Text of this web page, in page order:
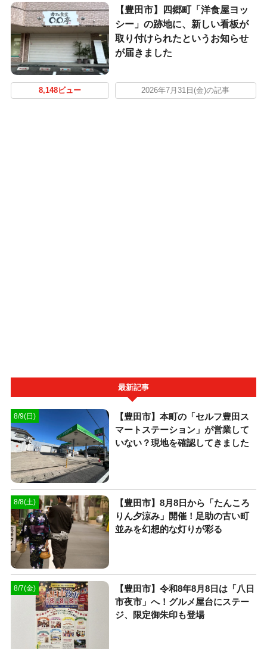
【豊田市】四郷町「洋食屋ヨッ
シー」の跡地に、新しい看板が
取り付けられたというお知らせ
が届きました
8,148ビュー 2026年7月31日(金)の記事
最新記事
8/9(日)
【豊田市】本町の「セルフ豊田ス
マートステーション」が営業して
いない？現地を確認してきました
8/8(土)
【豊田市】8月8日から「たんころ
りん夕涼み」開催！足助の古い町
並みを幻想的な灯りが彩る
8/7(金)
【豊田市】令和8年8月8日は「八日
市夜市」へ！グルメ屋台にステー
ジ、限定御朱印も登場